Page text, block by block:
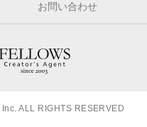
お問い合わせ
ALL RIGHTS RESERVED